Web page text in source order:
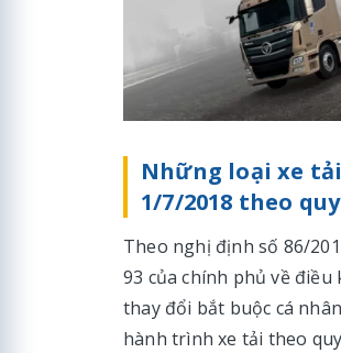
Những loại xe
1/7/2018 theo
Theo nghị định số 86/
93 của chính phủ về
thay đổi bắt buộc cá
hành trình xe tải theo